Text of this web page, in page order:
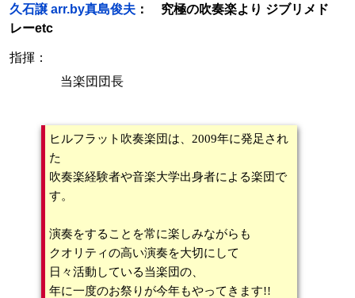
久石譲 arr.by真島俊夫 ： 究極の吹奏楽より ジブリメド
レーetc
指揮：
当楽団団長
ヒルフラット吹奏楽団は、2009年に発足され
た
吹奏楽経験者や音楽大学出身者による楽団で
す。
演奏をすることを常に楽しみながらも
クオリティの高い演奏を大切にして
日々活動している当楽団の、
年に一度のお祭りが今年もやってきます!!